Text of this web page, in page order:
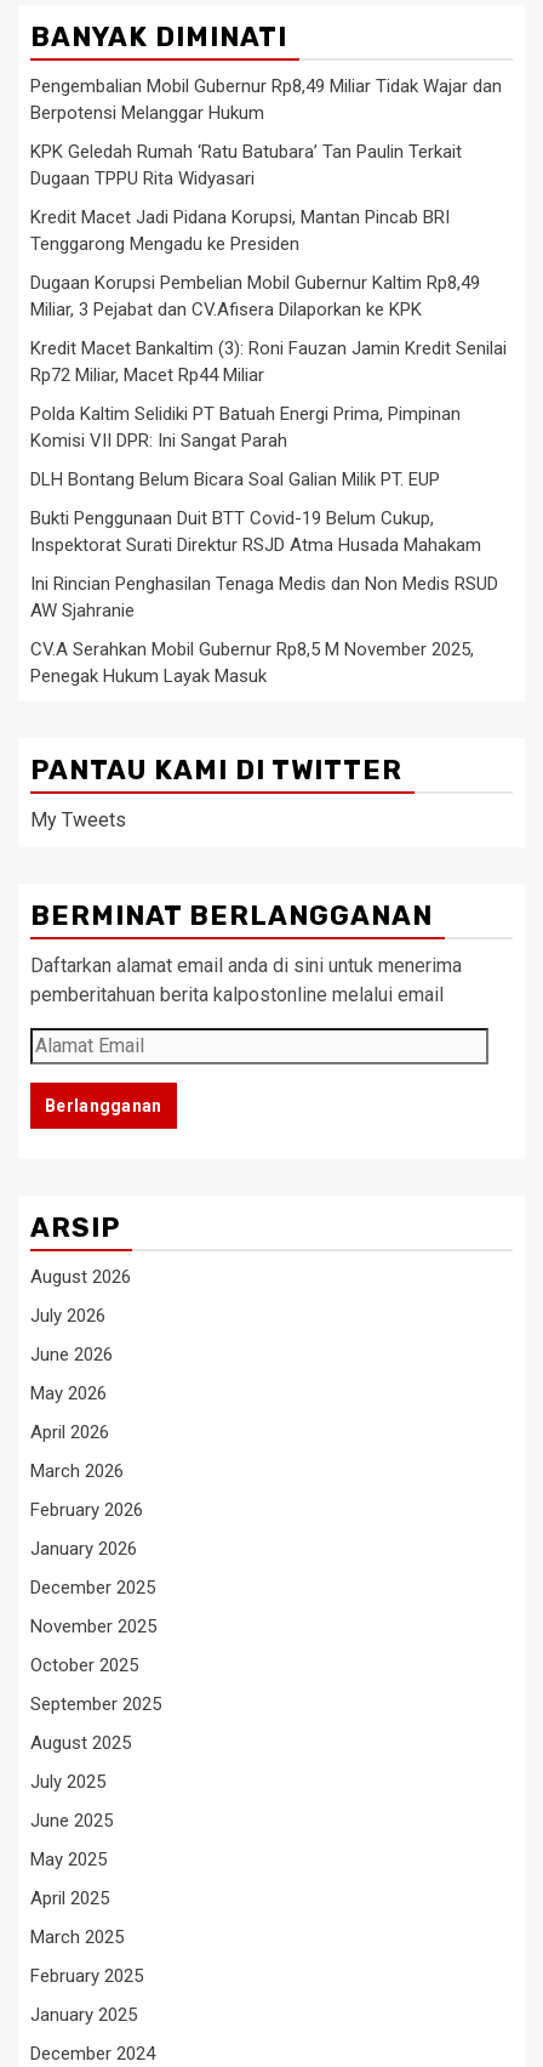
BANYAK DIMINATI
Pengembalian Mobil Gubernur Rp8,49 Miliar Tidak Wajar dan
Berpotensi Melanggar Hukum
KPK Geledah Rumah ‘Ratu Batubara’ Tan Paulin Terkait
Dugaan TPPU Rita Widyasari
Kredit Macet Jadi Pidana Korupsi, Mantan Pincab BRI
Tenggarong Mengadu ke Presiden
Dugaan Korupsi Pembelian Mobil Gubernur Kaltim Rp8,49
Miliar, 3 Pejabat dan CV.Afisera Dilaporkan ke KPK
Kredit Macet Bankaltim (3): Roni Fauzan Jamin Kredit Senilai
Rp72 Miliar, Macet Rp44 Miliar
Polda Kaltim Selidiki PT Batuah Energi Prima, Pimpinan
Komisi VII DPR: Ini Sangat Parah
DLH Bontang Belum Bicara Soal Galian Milik PT. EUP
Bukti Penggunaan Duit BTT Covid-19 Belum Cukup,
Inspektorat Surati Direktur RSJD Atma Husada Mahakam
Ini Rincian Penghasilan Tenaga Medis dan Non Medis RSUD
AW Sjahranie
CV.A Serahkan Mobil Gubernur Rp8,5 M November 2025,
Penegak Hukum Layak Masuk
PANTAU KAMI DI TWITTER
My Tweets
BERMINAT BERLANGGANAN
Daftarkan alamat email anda di sini untuk menerima
pemberitahuan berita kalpostonline melalui email
Alamat
Email
Berlangganan
ARSIP
August 2026
July 2026
June 2026
May 2026
April 2026
March 2026
February 2026
January 2026
December 2025
November 2025
October 2025
September 2025
August 2025
July 2025
June 2025
May 2025
April 2025
March 2025
February 2025
January 2025
December 2024